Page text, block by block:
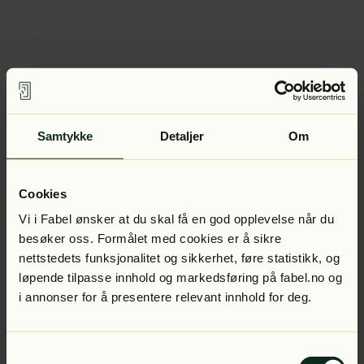
Samtykke Detaljer Om
Cookies
Vi i Fabel ønsker at du skal få en god opplevelse når du
besøker oss. Formålet med cookies er å sikre
nettstedets funksjonalitet og sikkerhet, føre statistikk, og
løpende tilpasse innhold og markedsføring på fabel.no og
i annonser for å presentere relevant innhold for deg.